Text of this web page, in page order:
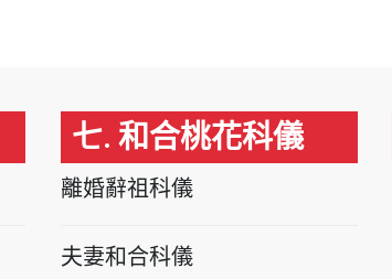
七. 和合桃花科儀
離婚辭祖科儀
夫妻和合科儀